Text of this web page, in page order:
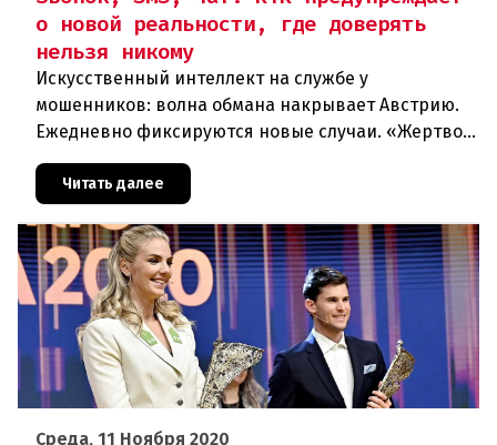
о новой реальности, где доверять
нельзя никому
Искусственный интеллект на службе у
мошенников: волна обмана накрывает Австрию.
Ежедневно фиксируются новые случаи. «Жертвой
интернете с использованием искус
Читать далее
Среда, 11 Ноября 2020